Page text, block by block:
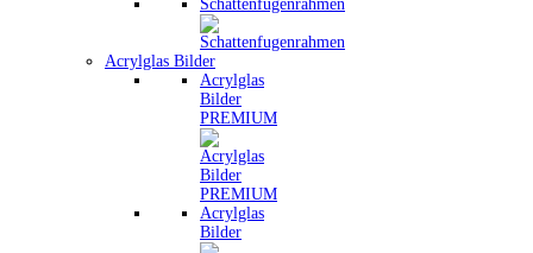
Schattenfugenrahmen
Acrylglas Bilder
Acrylglas
Bilder
PREMIUM
Acrylglas
Bilder